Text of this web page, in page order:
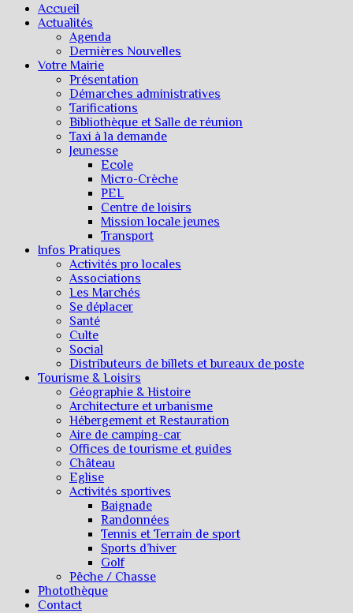
Accueil
Actualités
Agenda
Dernières Nouvelles
Votre Mairie
Présentation
Démarches administratives
Tarifications
Bibliothèque et Salle de réunion
Taxi à la demande
Jeunesse
Ecole
Micro-Crèche
PEL
Centre de loisirs
Mission locale jeunes
Transport
Infos Pratiques
Activités pro locales
Associations
Les Marchés
Se déplacer
Santé
Culte
Social
Distributeurs de billets et bureaux de poste
Tourisme & Loisirs
Géographie & Histoire
Architecture et urbanisme
Hébergement et Restauration
Aire de camping-car
Offices de tourisme et guides
Château
Eglise
Activités sportives
Baignade
Randonnées
Tennis et Terrain de sport
Sports d’hiver
Golf
Pêche / Chasse
Photothèque
Contact